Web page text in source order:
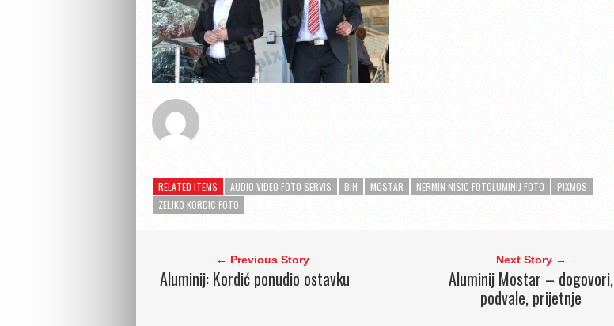
RELATED ITEMS AUDIO VIDEO FOTO SERVIS BIH MOSTAR NERMIN NISIC FOTOLUMINIJ FOTO
PIXMOS
ZELJKO KORDIC FOTO
← Previous Story
Aluminij: Kordić ponudio ostavku
Next Story →
Aluminij Mostar – dogovori,
podvale, prijetnje